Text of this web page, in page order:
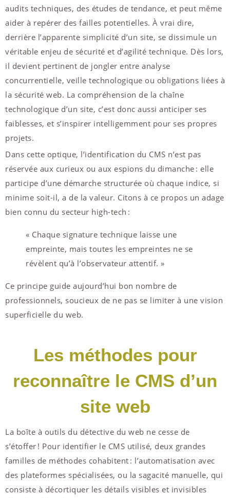
audits techniques, des études de tendance, et peut même
aider à repérer des failles potentielles. À vrai dire,
derrière l’apparente simplicité d’un site, se dissimule un
véritable enjeu de sécurité et d’agilité technique. Dès lors,
il devient pertinent de jongler entre analyse
concurrentielle, veille technologique ou obligations liées à
la sécurité web. La compréhension de la chaîne
technologique d’un site, c’est donc aussi anticiper ses
faiblesses, et s’inspirer intelligemment pour ses propres
projets.
Dans cette optique, l’identification du CMS n’est pas
réservée aux curieux ou aux espions du dimanche : elle
participe d’une démarche structurée où chaque indice, si
minime soit-il, a de la valeur. Citons à ce propos un adage
bien connu du secteur high-tech :
« Chaque signature technique laisse une
empreinte, mais toutes les empreintes ne se
révèlent qu’à l’observateur attentif. »
Ce principe guide aujourd’hui bon nombre de
professionnels, soucieux de ne pas se limiter à une vision
superficielle du web.
Les méthodes pour
reconnaître le CMS d’un
site web
La boîte à outils du détective du web ne cesse de
s’étoffer ! Pour identifier le CMS utilisé, deux grandes
familles de méthodes cohabitent : l’automatisation avec
des plateformes spécialisées, ou la sagacité manuelle, qui
consiste à décortiquer les détails visibles et invisibles